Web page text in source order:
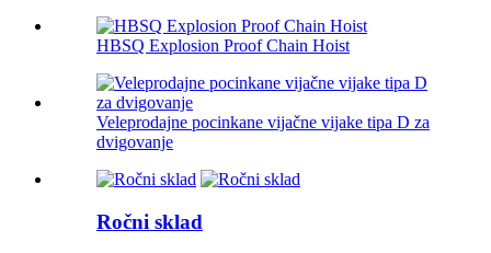
HBSQ Explosion Proof Chain Hoist
Veleprodajne pocinkane vijačne vijake tipa D za
dvigovanje
Ročni sklad